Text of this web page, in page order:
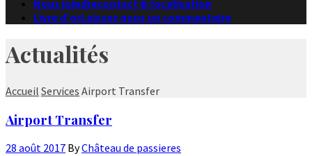
Nous joindrecontact & localisation
Livre d’orLaissez nous un commentaire
Actualités
Accueil Services Airport Transfer
Airport Transfer
28 août 2017 ByChâteau de passieres